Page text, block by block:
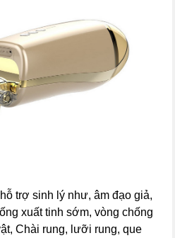
trợ sinh lý như, âm đạo giả,
xuất tinh sớm, vòng chống
Chài rung, lưỡi rung, que